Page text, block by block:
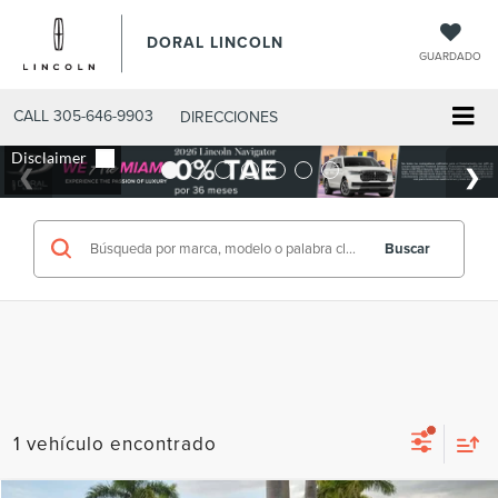
DORAL LINCOLN
GUARDADO
CALL 305-646-9903 DIRECCIONES
Buscar
1 vehículo encontrado